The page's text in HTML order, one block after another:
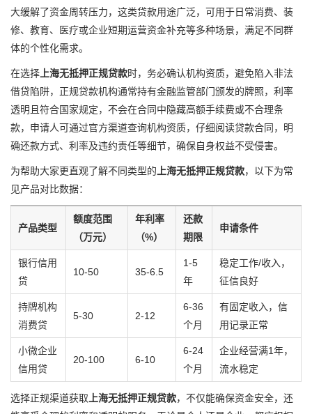
大缓解了资金周转压力，这类贷款用途广泛，可用于日常消费、装
修、教育、医疗或企业短期运营资金补充等多种场景，满足不同群
体的个性化需求。
在选择 上海无抵押正规贷款时，务必确认机构资质，避免陷入非法
借贷陷阱，正规贷款机构通常持有金融监管部门颁发的牌照，利率
透明且符合国家规定，不会在合同中隐藏高额手续费或不合理条
款，申请人可通过官方渠道查询机构资质，仔细阅读贷款合同，明
确还款方式、利率及违约责任等细节，确保自身权益不受侵害。
为帮助大家更直观了解不同类型的 上海无抵押正规贷款，以下为常
见产品对比数据：
产品类型
额度范围
（万元）
年利率
（%）
还款
期限
申请条件
银行信用
贷
10-50 35-6.5
1-5
年
稳定工作/收入，
征信良好
持牌机构
消费贷
5-30 2-12
6-36
个月
有固定收入，信
用记录正常
小微企业
信用贷
20-100 6-10
6-24
个月
企业经营满1年，
流水稳定
选择正规渠道获取 上海无抵押正规贷款，不仅能确保资金安全，还